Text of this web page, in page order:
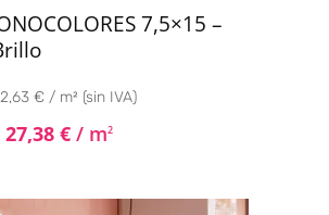
7,5×15 –
€ / m² (sin IVA)
27,38 € / m2